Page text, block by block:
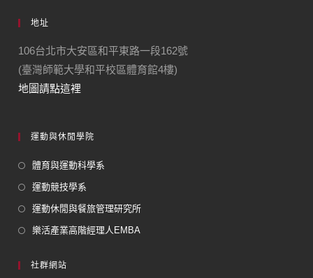
地址
106台北市大安區和平東路一段162號
(臺灣師範大學和平校區體育館4樓)
地圖請點這裡
運動與休閒學院
體育與運動科學系
運動競技學系
運動休閒與餐旅管理研究所
樂活產業高階經理人EMBA
社群網站